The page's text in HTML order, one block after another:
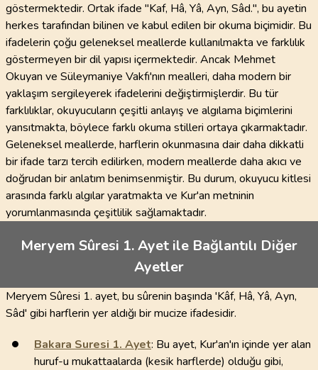
göstermektedir. Ortak ifade ''Kaf, Hâ, Yâ, Ayn, Sâd.'', bu ayetin
herkes tarafından bilinen ve kabul edilen bir okuma biçimidir. Bu
ifadelerin çoğu geleneksel meallerde kullanılmakta ve farklılık
göstermeyen bir dil yapısı içermektedir. Ancak Mehmet
Okuyan ve Süleymaniye Vakfı'nın mealleri, daha modern bir
yaklaşım sergileyerek ifadelerini değiştirmişlerdir. Bu tür
farklılıklar, okuyucuların çeşitli anlayış ve algılama biçimlerini
yansıtmakta, böylece farklı okuma stilleri ortaya çıkarmaktadır.
Geleneksel meallerde, harflerin okunmasına dair daha dikkatli
bir ifade tarzı tercih edilirken, modern meallerde daha akıcı ve
doğrudan bir anlatım benimsenmiştir. Bu durum, okuyucu kitlesi
arasında farklı algılar yaratmakta ve Kur'an metninin
yorumlanmasında çeşitlilik sağlamaktadır.
Meryem Sûresi 1. Ayet ile Bağlantılı Diğer
Ayetler
Meryem Sûresi 1. ayet, bu sûrenin başında 'Kâf, Hâ, Yâ, Ayn,
Sâd' gibi harflerin yer aldığı bir mucize ifadesidir.
Bakara Suresi 1. Ayet: Bu ayet, Kur'an'ın içinde yer alan
huruf-u mukattaalarda (kesik harflerde) olduğu gibi,